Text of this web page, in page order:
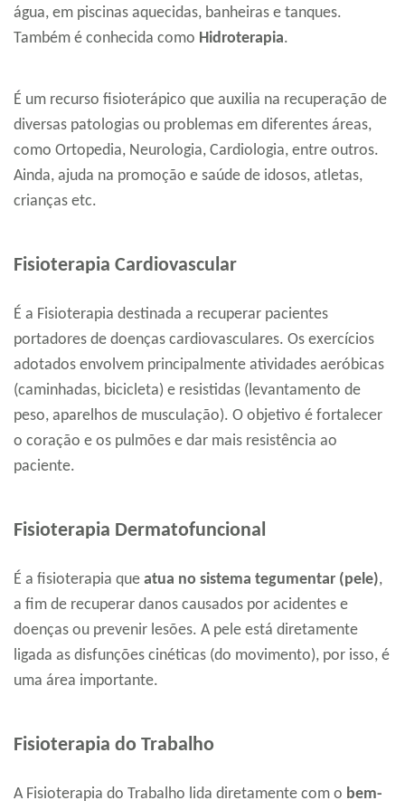
água, em piscinas aquecidas, banheiras e tanques.
Também é conhecida como Hidroterapia.
É um recurso fisioterápico que auxilia na recuperação de
diversas patologias ou problemas em diferentes áreas,
como Ortopedia, Neurologia, Cardiologia, entre outros.
Ainda, ajuda na promoção e saúde de idosos, atletas,
crianças etc.
Fisioterapia Cardiovascular
É a Fisioterapia destinada a recuperar pacientes
portadores de doenças cardiovasculares. Os exercícios
adotados envolvem principalmente atividades aeróbicas
(caminhadas, bicicleta) e resistidas (levantamento de
peso, aparelhos de musculação). O objetivo é fortalecer
o coração e os pulmões e dar mais resistência ao
paciente.
Fisioterapia Dermatofuncional
É a fisioterapia que atua no sistema tegumentar (pele),
a fim de recuperar danos causados por acidentes e
doenças ou prevenir lesões. A pele está diretamente
ligada as disfunções cinéticas (do movimento), por isso, é
uma área importante.
Fisioterapia do Trabalho
A Fisioterapia do Trabalho lida diretamente com o bem-